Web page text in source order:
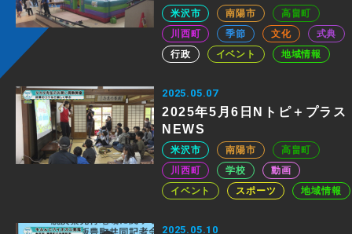
米沢市 南陽市
高畠町
川西町
季節 文化
式典
行政
イベント 地域情報
2025.05.07
2025年5月6日Nトピ＋プラス
NEWS
米沢市 南陽市
高畠町
川西町
学校
動画
イベント
スポーツ 地域情報
2025.05.10